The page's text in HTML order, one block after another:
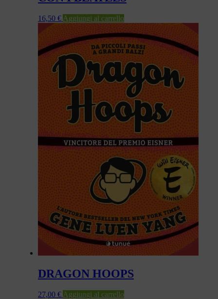
16,50 € Aggiungi al carrello
DRAGON HOOPS
27,00 € Aggiungi al carrello